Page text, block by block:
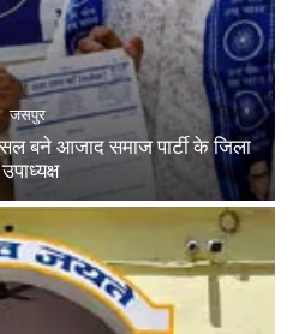
जसपुर
बने आजाद समाज पार्टी के जिला
उपाध्यक्ष